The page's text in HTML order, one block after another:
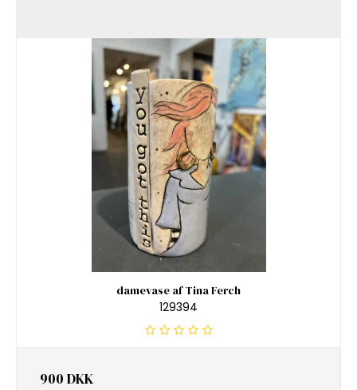
damevase af Tina Ferch
129394
900 DKK